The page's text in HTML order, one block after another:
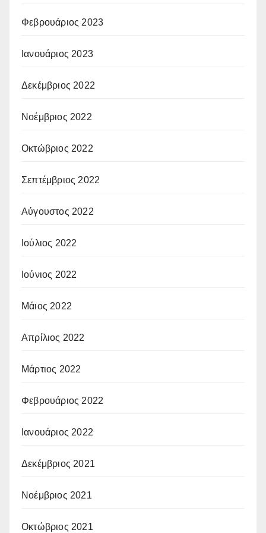
Φεβρουάριος 2023
Ιανουάριος 2023
Δεκέμβριος 2022
Νοέμβριος 2022
Οκτώβριος 2022
Σεπτέμβριος 2022
Αύγουστος 2022
Ιούλιος 2022
Ιούνιος 2022
Μάιος 2022
Απρίλιος 2022
Μάρτιος 2022
Φεβρουάριος 2022
Ιανουάριος 2022
Δεκέμβριος 2021
Νοέμβριος 2021
Οκτώβριος 2021